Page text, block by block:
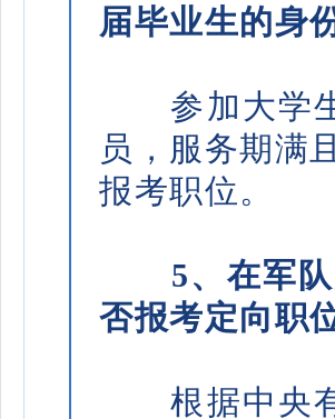
届毕业生的身
参加大学生
员，服务期满
报考职位。
5、在军队
否报考定向职
根据中央有